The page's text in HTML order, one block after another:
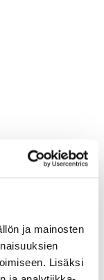
ja mainosten
Lisäksi